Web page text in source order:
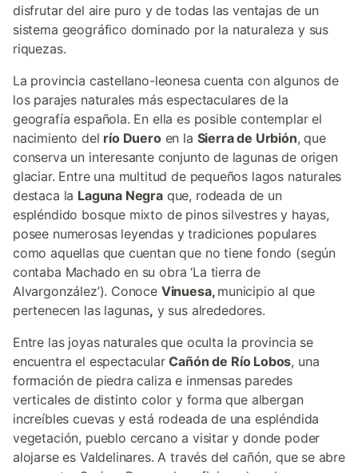
disfrutar del aire puro y de todas las ventajas de un
sistema geográfico dominado por la naturaleza y sus
riquezas.
La provincia castellano-leonesa cuenta con algunos de
los parajes naturales más espectaculares de la
geografía española. En ella es posible contemplar el
nacimiento del río Dueroen la Sierra de Urbión, que
conserva un interesante conjunto de lagunas de origen
glaciar. Entre una multitud de pequeños lagos naturales
destaca la Laguna Negraque, rodeada de un
espléndido bosque mixto de pinos silvestres y hayas,
posee numerosas leyendas y tradiciones populares
como aquellas que cuentan que no tiene fondo (según
contaba Machado en su obra ‘La tierra de
Alvargonzález’). Conoce Vinuesa, municipio al que
pertenecen las lagunas, y sus alrededores.
Entre las joyas naturales que oculta la provincia se
encuentra el espectacularCañón de Río Lobos, una
formación de piedra caliza e inmensas paredes
verticales de distinto color y forma que albergan
increíbles cuevas y está rodeada de una espléndida
vegetación, pueblo cercano a visitar y donde poder
alojarse es Valdelinares. A través del cañón, que se abre